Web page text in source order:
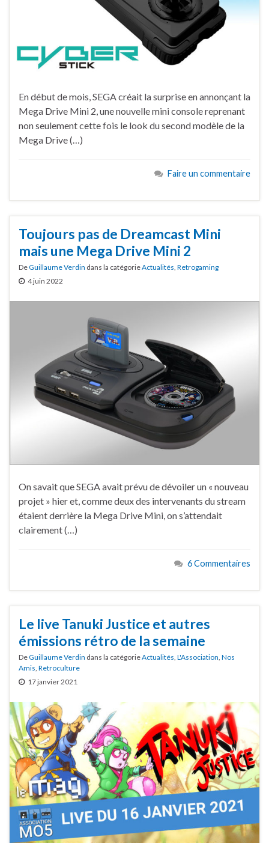
En début de mois, SEGA créait la surprise en annonçant la
Mega Drive Mini 2, une nouvelle mini console reprenant
non seulement cette fois le look du second modèle de la
Mega Drive (…)
Faire un commentaire
Toujours pas de Dreamcast Mini
mais une Mega Drive Mini 2
DeGuillaume Verdin dans la catégorieActualités, Retrogaming
4 juin 2022
On savait que SEGA avait prévu de dévoiler un « nouveau
projet » hier et, comme deux des intervenants du stream
étaient derrière la Mega Drive Mini, on s’attendait
clairement (…)
6 Commentaires
Le live Tanuki Justice et autres
émissions rétro de la semaine
DeGuillaume Verdin dans la catégorieActualités, L'Association, Nos
Amis, Retroculture
17 janvier 2021